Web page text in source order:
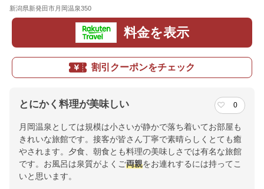
新潟県新発田市月岡温泉350
料金を表示
割引クーポンをチェック
とにかく料理が美味しい 0
月岡温泉としては規模は小さいが静かで落ち着いてお部屋も
きれいな旅館です。接客が皆さん丁寧で素晴らしくとても癒
やされます。夕食、朝食とも料理の美味しさでは有名な旅館
です。お風呂は泉質がよくご両親をお連れするには持ってこ
いと思います。